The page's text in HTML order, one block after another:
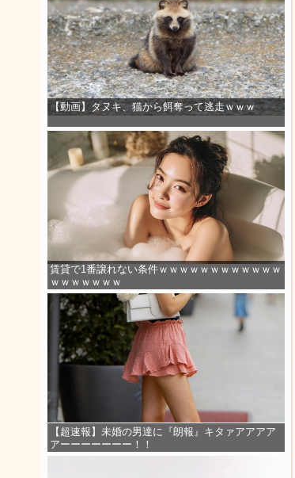
【動画】タヌキ、猫から餌奪って逃走ｗｗｗ
賃貸で1番譲れない条件ｗｗｗｗｗｗｗｗｗｗｗｗ
ｗｗｗｗｗｗｗ
【超速報】未婚の男達に『朗報』キタァアアアア
アーーーーーーー！！